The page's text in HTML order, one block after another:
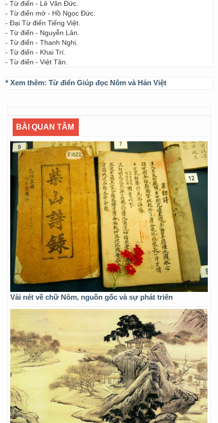
- Từ điển - Lê Văn Đức.
- Từ điển mở - Hồ Ngọc Đức.
- Đại Từ điển Tiếng Việt.
- Từ điển - Nguyễn Lân.
- Từ điển - Thanh Nghị.
- Từ điển - Khai Trí.
- Từ điển - Việt Tân.
* Xem thêm: Từ điển Giúp đọc Nôm và Hán Việt
BÀI QUAN TÂM
Vài nét về chữ Nôm, nguồn gốc và sự phát triển